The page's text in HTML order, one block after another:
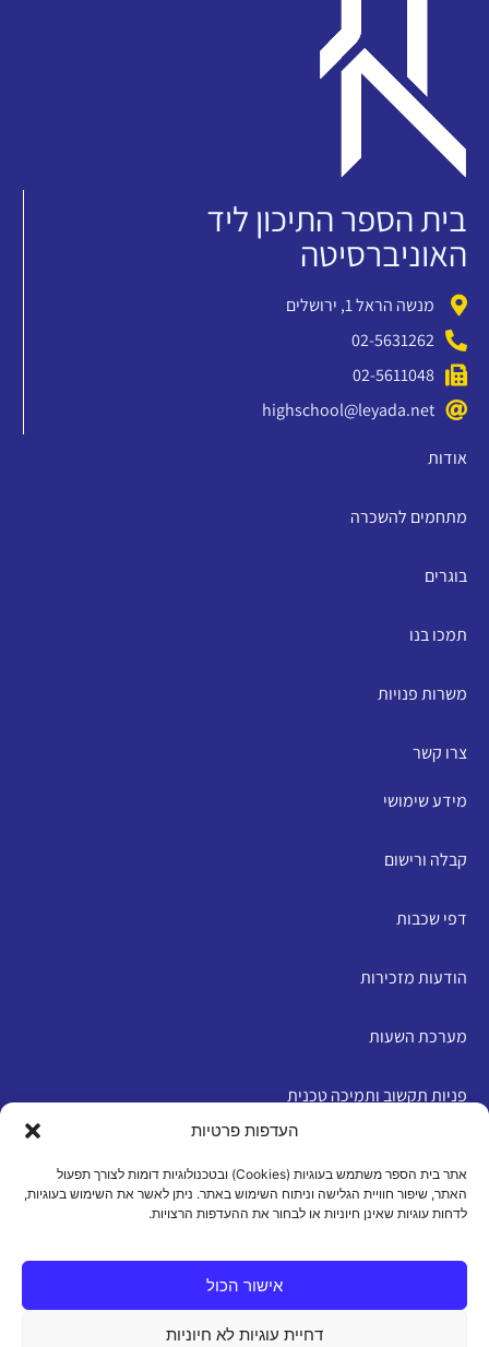
העדפות פרטיות
אתר בית הספר משתמש בעוגיות (Cookies) ובטכנולוגיות דומות לצורך תפעול
האתר, שיפור חוויית הגלישה וניתוח השימוש באתר. ניתן לאשר את השימוש בעוגיות,
לדחות עוגיות שאינן חיוניות או לבחור את ההעדפות הרצויות.
אישור הכול
דחיית עוגיות לא חיוניות
בית הספר התיכון ליד
האוניברסיטה
מנשה הראל 1, ירושלים
02-5631262
02-5611048
highschool@leyada.net
אודות
מתחמים להשכרה
בוגרים
תמכו בנו
משרות פנויות
צרו קשר
מידע שימושי
קבלה ורישום
דפי שכבות
הודעות מזכירות
מערכת השעות
פניות תקשוב ותמיכה טכנית
מדיניות פרטיות|תנאי שימוש|הצהרת נגישות|מדיניות
עוגיות